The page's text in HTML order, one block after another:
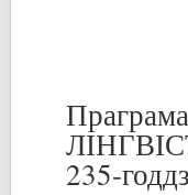
235-